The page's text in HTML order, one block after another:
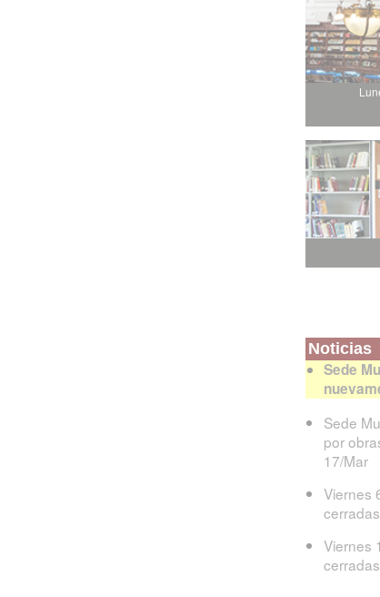
Noticias
Sede
Sede
por
17/Mar
Viernes
Viernes